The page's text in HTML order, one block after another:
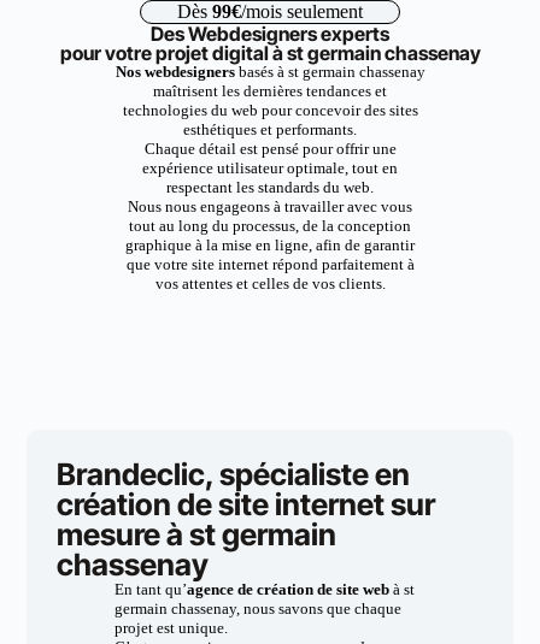
Dès 99€/mois seulement
Des Webdesigners experts
pour votre projet digital à st germain chassenay
Nos webdesignersbasés à st germain chassenay
maîtrisent les dernières tendances et
technologies du web pour concevoir des sites
esthétiques et performants.
Chaque détail est pensé pour offrir une
expérience utilisateur optimale, tout en
respectant les standards du web.
Nous nous engageons à travailler avec vous
tout au long du processus, de la conception
graphique à la mise en ligne, afin de garantir
que votre site internet répond parfaitement à
vos attentes et celles de vos clients.
Brandeclic, spécialiste en
création de site internet sur
mesure à st germain
chassenay
En tant qu’agence de création de site webà st
germain chassenay, nous savons que chaque
projet est unique.